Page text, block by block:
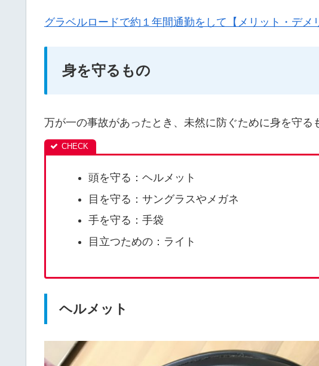
グラベルロードで約１年間通勤をして【メリット・デメ
身を守るもの
万が一の事故があったとき、未然に防ぐために身を守る
頭を守る：ヘルメット
目を守る：サングラスやメガネ
手を守る：手袋
目立つための：ライト
ヘルメット